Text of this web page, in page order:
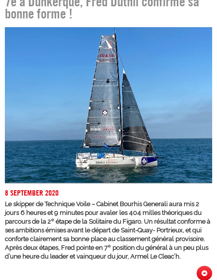
bonne forme !
8 SEPTEMBER 2020
Le skipper de Technique Voile – Cabinet Bourhis Generali aura mis 2
jours 6 heures et 9 minutes pour avaler les 404 milles théoriques du
parcours de la 2e étape de la Solitaire du Figaro. Un résultat conforme à
ses ambitions émises avant le départ de Saint-Quay- Portrieux, et qui
conforte clairement sa bonne place au classement général provisoire.
Après deux étapes, Fred pointe en 7e position du général à un peu plus
d’une heure du leader et vainqueur du jour, Armel Le Cleac’h.